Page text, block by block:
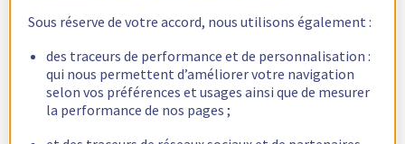
Sous réserve de votre accord, nous utilisons également :
des traceurs de performance et de personnalisation :
qui nous permettent d’améliorer votre navigation
selon vos préférences et usages ainsi que de mesurer
la performance de nos pages ;